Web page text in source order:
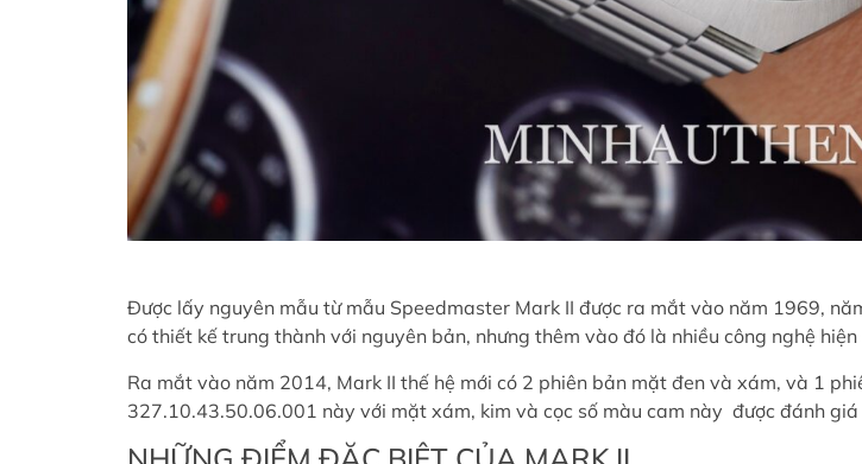
Được lấy nguyên mẫu từ mẫu Speedmaster Mark II được ra mắt vào năm 1969,
có thiết kế trung thành với nguyên bản, nhưng thêm vào đó là nhiều công nghệ hiện
Ra mắt vào năm 2014, Mark II thế hệ mới có 2 phiên bản mặt đen và xám, và 1
327.10.43.50.06.001 này với mặt xám, kim và cọc số màu cam này được đánh